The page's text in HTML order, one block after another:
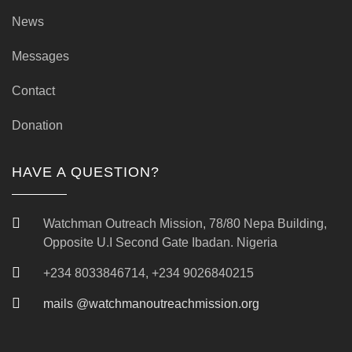
News
Messages
Contact
Donation
HAVE A QUESTION?
Watchman Outreach Mission, 78/80 Nepa Building,
Opposite U.I Second Gate Ibadan. Nigeria
+234 8033846714, +234 9026840215
mails @watchmanoutreachmission.org